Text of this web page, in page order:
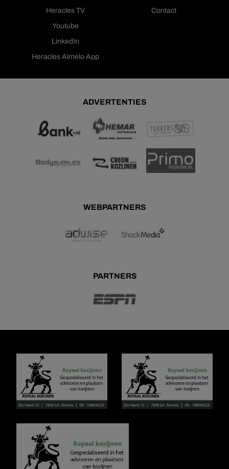
Heracles TV
Youtube
LinkedIn
Heracles Almelo App
Contact
ADVERTENTIES
WEBPARTNERS
PARTNERS